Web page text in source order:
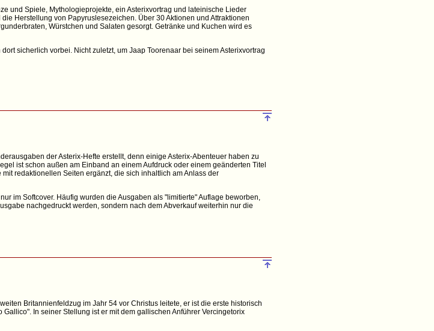
und Spiele, Mythologieprojekte, ein Asterixvortrag und lateinische Lieder
Herstellung von Papyruslesezeichen. Über 30 Aktionen und Attraktionen
Würstchen und Salaten gesorgt. Getränke und Kuchen wird es
sicherlich vorbei. Nicht zuletzt, um Jaap Toorenaar bei seinem Asterixvortrag
der Asterix-Hefte erstellt, denn einige Asterix-Abenteuer haben zu
ist schon außen am Einband an einem Aufdruck oder einem geänderten Titel
redaktionellen Seiten ergänzt, die sich inhaltlich am Anlass der
im Softcover. Häufig wurden die Ausgaben als "limitierte" Auflage beworben,
nachgedruckt werden, sondern nach dem Abverkauf weiterhin nur die
Britannienfeldzug im Jahr 54 vor Christus leitete, er ist die erste historisch
In seiner Stellung ist er mit dem gallischen Anführer Vercingetorix